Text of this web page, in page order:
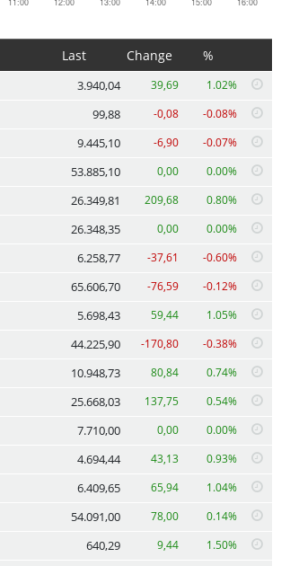
Last Change %
3.940,04 39,69 1.02%
99,88 -0,08 -0.08%
9.445,10 -6,90 -0.07%
53.885,10 0,00 0.00%
26.349,81 209,68 0.80%
26.348,35 0,00 0.00%
6.258,77 -37,61 -0.60%
65.606,70 -76,59 -0.12%
5.698,43 59,44 1.05%
44.225,90 -170,80 -0.38%
10.948,73 80,84 0.74%
25.668,03 137,75 0.54%
7.710,00 0,00 0.00%
4.694,44 43,13 0.93%
6.409,65 65,94 1.04%
54.091,00 78,00 0.14%
640,29 9,44 1.50%